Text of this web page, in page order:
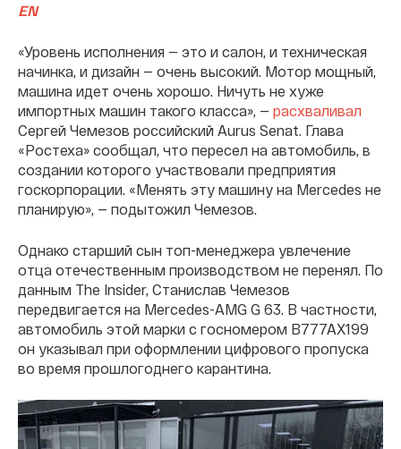
EN
«Уровень исполнения — это и салон, и техническая
начинка, и дизайн — очень высокий. Мотор мощный,
машина идет очень хорошо. Ничуть не хуже
импортных машин такого класса», — расхваливал
Сергей Чемезов российский Aurus Senat. Глава
«Ростеха» сообщал, что пересел на автомобиль, в
создании которого участвовали предприятия
госкорпорации. «Менять эту машину на Mercedes не
планирую», — подытожил Чемезов.
Однако старший сын топ-менеджера увлечение
отца отечественным производством не перенял. По
данным The Insider, Станислав Чемезов
передвигается на Mercedes-AMG G 63. В частности,
автомобиль этой марки с госномером В777АХ199
он указывал при оформлении цифрового пропуска
во время прошлогоднего карантина.